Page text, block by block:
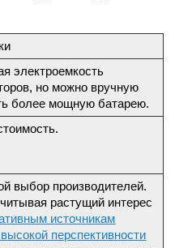
электроемкость
но можно вручную
более мощную батарею.
выбор производителей.
растущий интерес
источникам
перспективности